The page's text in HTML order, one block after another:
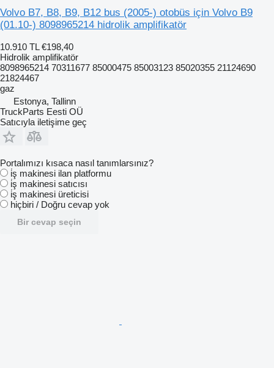
Volvo B7, B8, B9, B12 bus (2005-) otobüs için Volvo B9
(01.10-) 8098965214 hidrolik amplifikatör
10.910 TL €198,40
Hidrolik amplifikatör
8098965214 70311677 85000475 85003123 85020355 21124690
21824467
gaz
Estonya, Tallinn
TruckParts Eesti OÜ
Satıcıyla iletişime geç
Portalımızı kısaca nasıl tanımlarsınız?
i̇ş makinesi ilan platformu
i̇ş makinesi satıcısı
i̇ş makinesi üreticisi
hiçbiri / Doğru cevap yok
Bir cevap seçin